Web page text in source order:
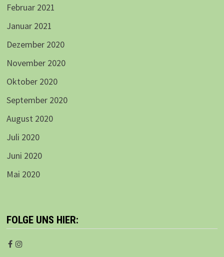
Februar 2021
Januar 2021
Dezember 2020
November 2020
Oktober 2020
September 2020
August 2020
Juli 2020
Juni 2020
Mai 2020
FOLGE UNS HIER: